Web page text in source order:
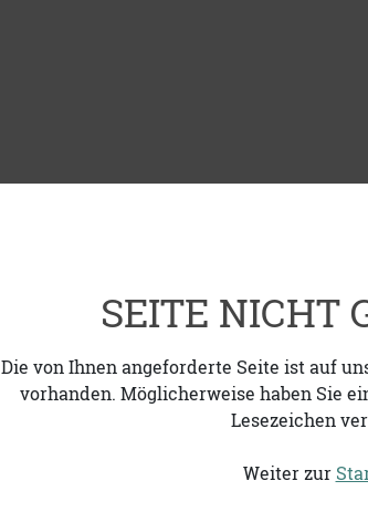
SEITE NICHT
Die von Ihnen angeforderte Seite ist auf
vorhanden. Möglicherweise haben Sie
Lesezeichen
Weiter zur